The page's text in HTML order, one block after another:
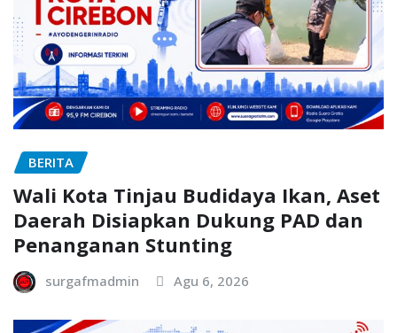
BERITA
Wali Kota Tinjau Budidaya Ikan, Aset
Daerah Disiapkan Dukung PAD dan
Penanganan Stunting
surgafmadmin Agu 6, 2026